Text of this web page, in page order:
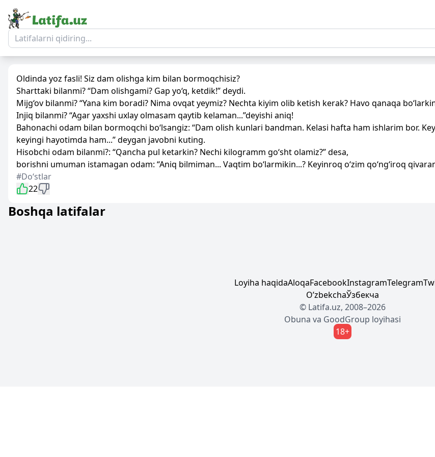
Oldinda yoz fasli! Siz dam olishga kim bilan bormoqchisiz?
Sharttaki bilanmi? “Dam olishgami? Gap yo‘q, ketdik!” deydi.
Mijg‘ov bilanmi? “Yana kim boradi? Nima ovqat yeymiz? Nechta kiyim olib ketish kerak? Havo qanaqa
Injiq bilanmi? “Agar yaxshi uxlay olmasam qaytib kelaman...”deyishi aniq!
Bahonachi odam bilan bormoqchi bo‘lsangiz: “Dam olish kunlari bandman. Kelasi hafta ham ishlarim bor.
keyingi hayotimda ham...” deygan javobni kuting.
Hisobchi odam bilanmi?: “Qancha pul ketarkin? Nechi kilogramm go‘sht olamiz?” desa,
borishni umuman istamagan odam: “Aniq bilmiman... Vaqtim bo‘larmikin...? Keyinroq o‘zim qo‘ng‘iroq
#Doʻstlar
22
Boshqa latifalar
Loyiha haqidaAloqaFacebookInstagramTelegram
OʼzbekchaЎзбекча
© Latifa.uz, 2008–2026
Obuna va GoodGroup loyihasi
18+